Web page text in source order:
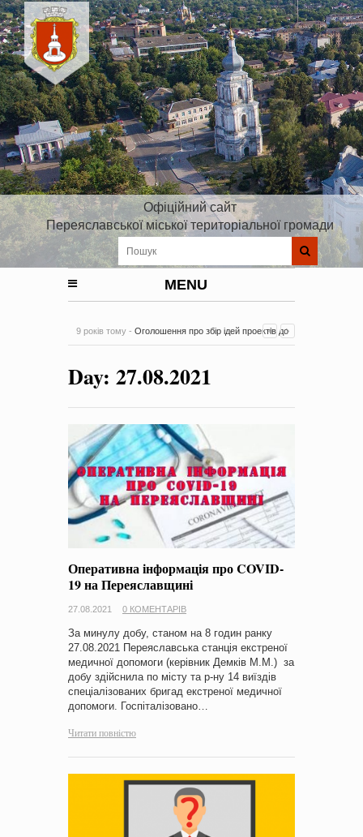
Офіційний сайт
Переяславської міської територіальної громади
MENU
9 років тому - Оголошення про збір ідей проектів до
на період 2018 – 2020 роки Оголошення про збір ідей
проектів
-0 Коментарів
Day: 27.08.2021
Оперативна інформація про COVID-
19 на Переяславщині
27.08.2021 0 КОМЕНТАРІВ
За минулу добу, станом на 8 годин ранку
27.08.2021 Переяславська станція екстреної
медичної допомоги (керівник Демків М.М.) за
добу здійснила по місту та р-ну 14 виїздів
спеціалізованих бригад екстреної медичної
допомоги. Госпіталізовано…
Читати повністю